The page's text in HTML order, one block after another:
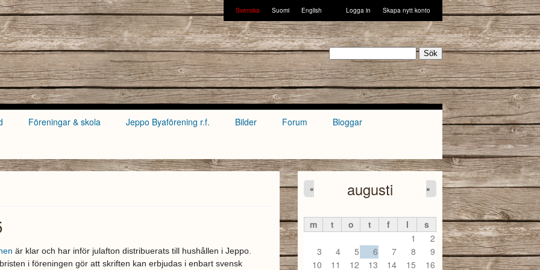
Svenska Suomi English Logga in Skapa nytt konto
Föreningar & skola Jeppo Byaförening r.f. Bilder Forum Bloggar
är klar och har inför julafton distribuerats till hushållen i Jeppo.
i föreningen gör att skriften kan erbjudas i enbart svensk
augusti
« »
m t o t f l
s
1
2
3
4 5 6 7 8
9
10
11 12 13 14 15
16